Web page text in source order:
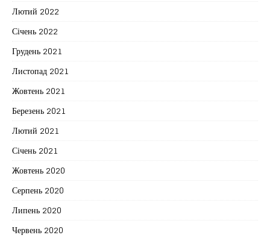
Лютий 2022
Січень 2022
Грудень 2021
Листопад 2021
Жовтень 2021
Березень 2021
Лютий 2021
Січень 2021
Жовтень 2020
Серпень 2020
Липень 2020
Червень 2020